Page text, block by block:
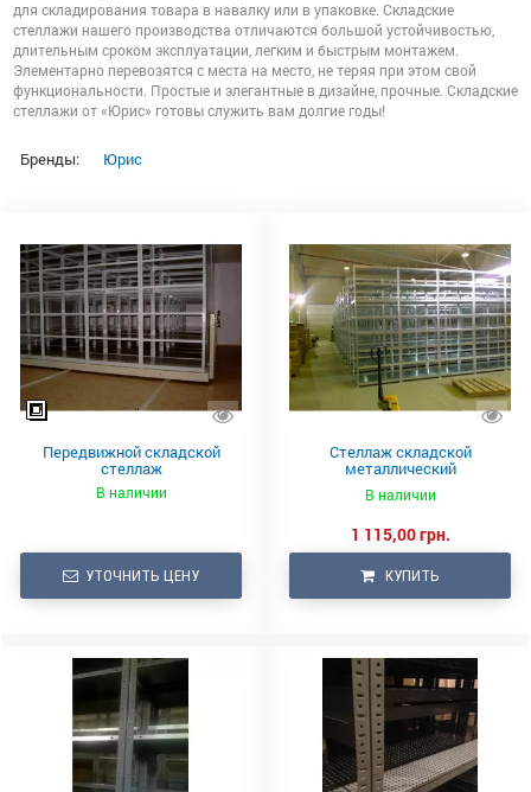
для складирования товара в навалку или в упаковке. Складские
стеллажи нашего производства отличаются большой устойчивостью,
длительным сроком эксплуатации, легким и быстрым монтажем.
Элементарно перевозятся с места на место, не теряя при этом свой
функциональности. Простые и элегантные в дизайне, прочные. Складские
стеллажи от «Юрис» готовы служить вам долгие годы!
Бренды: Юрис
Передвижной складской
стеллаж
В наличии
УТОЧНИТЬ ЦЕНУ
Стеллаж складской
металлический
В наличии
1 115,00 грн.
КУПИТЬ